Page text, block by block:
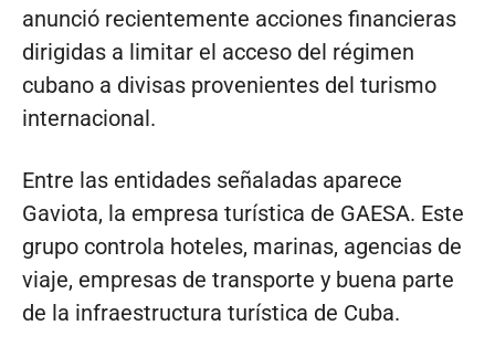
anunció recientemente acciones financieras
dirigidas a limitar el acceso del régimen
cubano a divisas provenientes del turismo
internacional.
Entre las entidades señaladas aparece
Gaviota, la empresa turística de GAESA. Este
grupo controla hoteles, marinas, agencias de
viaje, empresas de transporte y buena parte
de la infraestructura turística de Cuba.